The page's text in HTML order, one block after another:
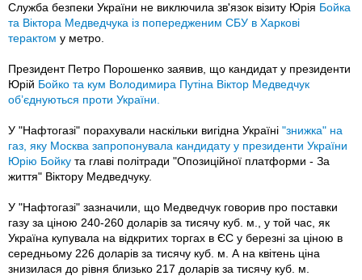
Служба безпеки України не виключила зв'язок візиту Юрія Бойка
та Віктора Медведчука із попередженим СБУ в Харкові
терактом у метро.
Президент Петро Порошенко заявив, що кандидат у президенти
Юрій Бойко та кум Володимира Путіна Віктор Медведчук
об’єднуються проти України.
У "Нафтогазі" порахували наскільки вигідна Україні "знижка" на
газ, яку Москва запропонувала кандидату у президенти України
Юрію Бойку та главі політради "Опозиційної платформи - За
життя" Віктору Медведчуку.
У "Нафтогазі" зазначили, що Медведчук говорив про поставки
газу за ціною 240-260 доларів за тисячу куб. м., у той час, як
Україна купувала на відкритих торгах в ЄС у березні за ціною в
середньому 226 доларів за тисячу куб. м. А на квітень ціна
знизилася до рівня близько 217 доларів за тисячу куб. м.